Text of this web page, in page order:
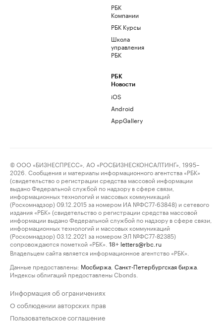
РБК
Компании
РБК Курсы
Школа
управления
РБК
РБК
Новости
iOS
Android
AppGallery
© ООО «БИЗНЕСПРЕСС», АО «РОСБИЗНЕСКОНСАЛТИНГ», 1995–
2026. Сообщения и материалы информационного агентства «РБК»
(свидетельство о регистрации средства массовой информации
выдано Федеральной службой по надзору в сфере связи,
информационных технологий и массовых коммуникаций
(Роскомнадзор) 09.12.2015 за номером ИА №ФС77-63848) и сетевого
издания «РБК» (свидетельство о регистрации средства массовой
информации выдано Федеральной службой по надзору в сфере связи,
информационных технологий и массовых коммуникаций
(Роскомнадзор) 03.12.2021 за номером ЭЛ №ФС77-82385)
сопровождаются пометкой «РБК».
18+ letters@rbc.ru
Владельцем сайта является информационное агентство «РБК».
Данные предоставлены: Мосбиржа Санкт-Петербургская биржа
Индексы облигаций предоставлены Cbonds.
Информация об ограничениях
О соблюдении авторских прав
Пользовательское соглашение